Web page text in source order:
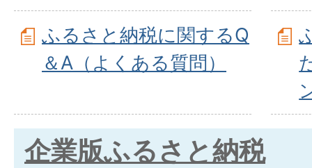
ふるさと納税に関するQ
＆A（よくある質問）
企業版ふるさと納税